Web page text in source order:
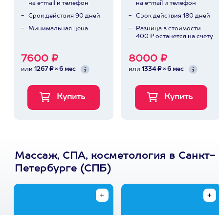
на e-mail и телефон
Срок действия 90 дней
Минимальная цена
7600 ₽
или 1267 ₽ × 6 мес
на e-mail и телефон
Срок действия 180 дней
Разница в стоимости
400 ₽ останется на счету
8000 ₽
или 1334 ₽ × 6 мес
Массаж, СПА, косметология в Санкт-
Петербурге (СПБ)